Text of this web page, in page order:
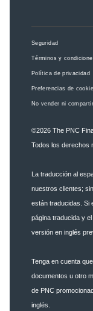
Seguridad
Términos y
Política de privacidad
Preferencias de
No vender ni
©2026 The PNC
Todos los derechos
La traducción al
nuestros clientes;
están traducidas. Si
página traducida y
versión en inglés
Tenga en cuenta
documentos u otro
de PNC
inglés.